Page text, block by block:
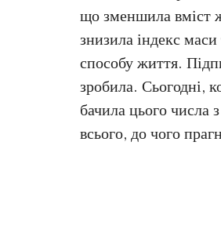
що зменшила вміст
знизила індекс
способу життя.
зробила. Сьогодні,
бачила цього числа
всього, до чого